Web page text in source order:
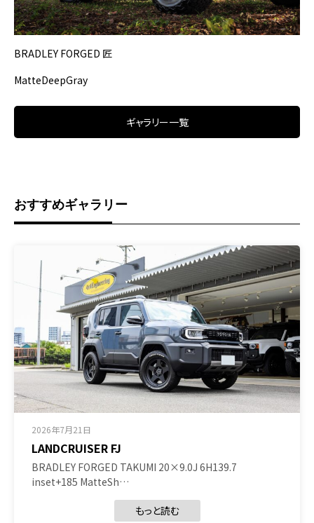
BRADLEY FORGED 匠
MatteDeepGray
ギャラリー一覧
おすすめギャラリー
2026年7月21日
LANDCRUISER FJ
BRADLEY FORGED TAKUMI 20×9.0J 6H139.7
inset+185 MatteSh…
もっと読む